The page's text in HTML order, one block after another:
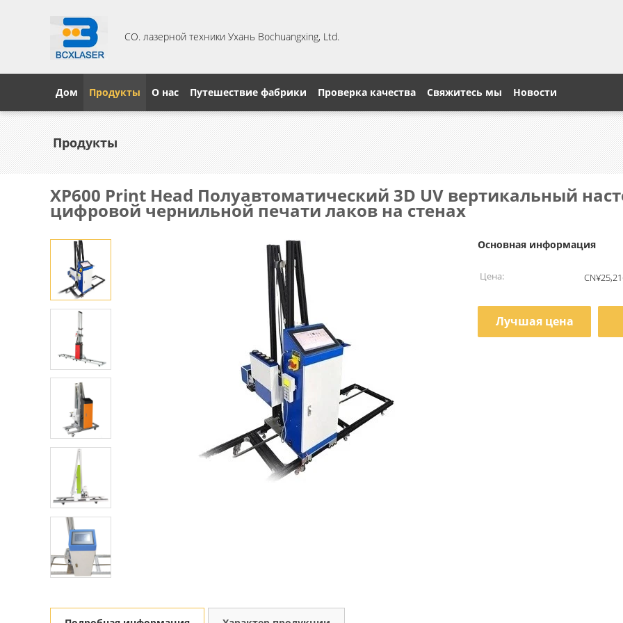
CO. лазерной техники Ухань Bochuangxing, Ltd.
Дом Продукты О нас Путешествие фабрики Проверка качества Свяжитесь мы Новости
Продукты
XP600 Print Head Полуавтоматический 3D UV вертикальный
цифровой чернильной печати лаков на стенах
Основная информация
Цена:
Лучшая цена